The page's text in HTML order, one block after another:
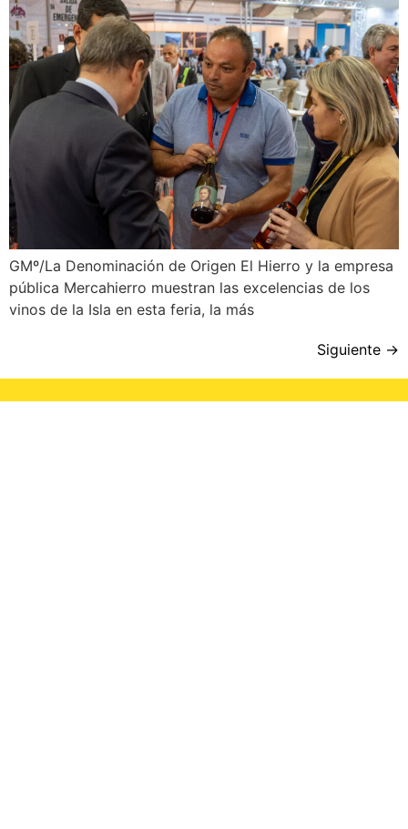
GMº/La Denominación de Origen El Hierro y la empresa
pública Mercahierro muestran las excelencias de los
vinos de la Isla en esta feria, la más
Siguiente →